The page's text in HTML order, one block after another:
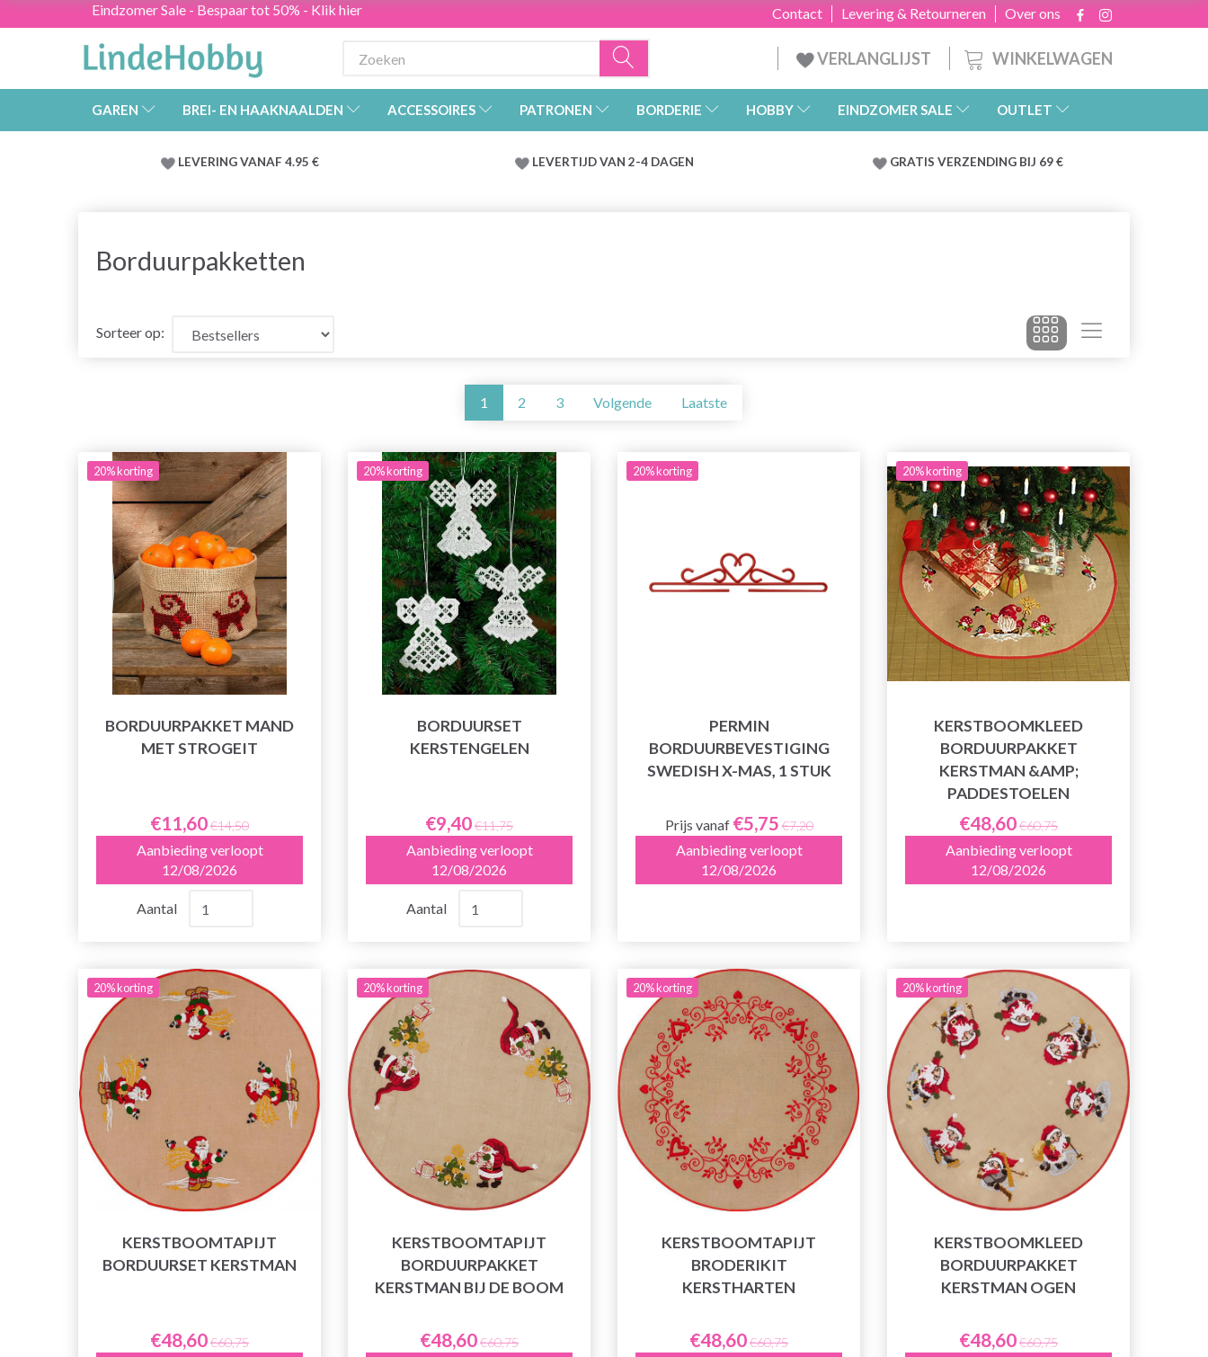
Eindzomer Sale - Bespaar tot 50% - Klik hier Over ons
Levering & Retourneren
Contact
WINKELWAGEN
VERLANGLIJST
GAREN BREI- EN HAAKNAALDEN ACCESSOIRES PATRONEN BORDERIE HOBBY EINDZOMER SALE OUTLET
LEVERING VANAF 4.95 € LEVERTIJD VAN 2-4 DAGEN GRATIS VERZENDING BIJ 69 €
Borduurpakketten
Sorteer op:
1 2 3 Volgende Laatste
20% korting
BORDUURPAKKET MAND
MET STROGEIT
€11,60€14,50
Aanbieding verloopt
12/08/2026
Aantal
20% korting
BORDUURSET
KERSTENGELEN
€9,40€11,75
Aanbieding verloopt
12/08/2026
Aantal
20% korting
PERMIN
BORDUURBEVESTIGING
SWEDISH X-MAS, 1 STUK
Prijs vanaf €5,75 €7,20
Aanbieding verloopt
12/08/2026
20% korting
KERSTBOOMKLEED
BORDUURPAKKET
KERSTMAN &AMP;
PADDESTOELEN
€48,60€60,75
Aanbieding verloopt
12/08/2026
20% korting
KERSTBOOMTAPIJT
BORDUURSET KERSTMAN
€48,60€60,75
20% korting
KERSTBOOMTAPIJT
BORDUURPAKKET
KERSTMAN BIJ DE BOOM
€48,60€60,75
20% korting
KERSTBOOMTAPIJT
BRODERIKIT
KERSTHARTEN
€48,60€60,75
20% korting
KERSTBOOMKLEED
BORDUURPAKKET
KERSTMAN OGEN
€48,60€60,75